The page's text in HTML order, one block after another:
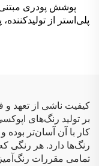
پوشش پودری مبتنی
پلی‌استر از
کیفیت ناشی از تعهد و
بر تولید رنگ‌های
کار با آن آسان‌تر بوده
رنگ‌ها دارد. هر رنگی
تمامی مقررات